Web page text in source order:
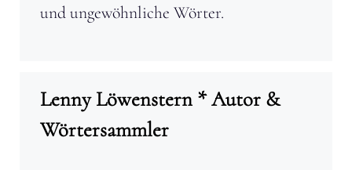
und ungewöhnliche Wörter.
Lenny Löwenstern * Autor &
Wörtersammler